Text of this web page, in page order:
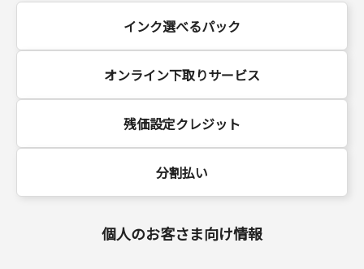
インク選べるパック
オンライン下取りサービス
残価設定クレジット
分割払い
個人のお客さま向け情報